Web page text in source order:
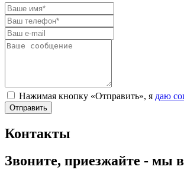
Нажимая кнопку «Отправить», я даю
Отправить
Контакты
Звоните, приезжайте - мы